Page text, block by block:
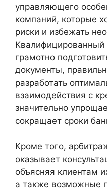
управляющего
компаний, которые
риски и избежать
грамотно
документы,
разработать
взаимодействия с
значительно
сокращает сроки
Кроме того,
оказывает
объясняя клиентам
а также возможные